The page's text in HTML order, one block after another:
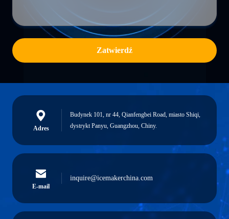
Zatwierdź
Adres
Budynek 101, nr 44, Qianfengbei Road, miasto Shiqi,
dystrykt Panyu, Guangzhou, Chiny.
E-mail
inquire@icemakerchina.com